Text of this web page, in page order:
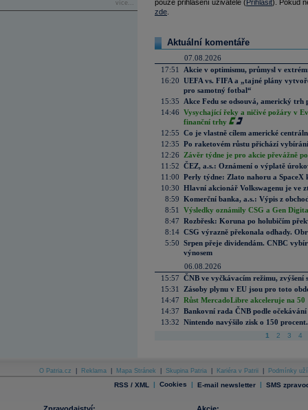
více...
pouze přihlášení uživatelé (Přihlásit). Pokud
zde
Aktuální komentáře
07.08.2026
17:51
Akcie v optimismu, průmysl v
16:20 UEFA vs. FIFA a „tajné plány
pro samotný fotbal“
15:35
Akce Fedu se odsouvá, americký
14:46 Vysychající řeky a ničivé požáry v
finanční trhy
12:55 Co je vlastně cílem americké
12:35 Po raketovém růstu přichází
12:26
Závěr týdne je pro akcie převážně
11:52 ČEZ, a.s.: Oznámení o výplatě
11:00 Perly týdne: Zlato nahoru a SpaceX
10:30 Hlavní akcionář Volkswagenu je ve
8:59 Komerční banka, a.s.: Výpis z
8:51
Výsledky oznámily CSG a Gen
8:47 Rozbřesk: Koruna po holubičím
8:14 CSG výrazně překonala odhady.
5:50 Srpen přeje dividendám. CNBC
výnosem
06.08.2026
15:57 ČNB ve vyčkávacím režimu, zvýšení
15:31
Zásoby plynu v EU jsou pro toto
14:47 Růst MercadoLibre akceleruje na
14:37 Bankovní rada ČNB podle
13:32 Nintendo navýšilo zisk o 150
1 2 3 4
O Patria.cz Reklama Mapa Stránek Skupina Patria Kariéra v Patrii Podmínky
RSS / XML | Cookies | E-mail newsletter | SMS